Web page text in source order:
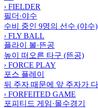
› FIELDER
필더·야수
수비 중인 9명의 선수 (야수)
› FLY BALL
플라이 볼·뜬공
높이 떠오른 타구 (뜬공)
› FORCE PLAY
포스 플레이
뒤 주자 때문에 앞 주자가
› FORFEITED GAME
포피티드 게임·몰수경기